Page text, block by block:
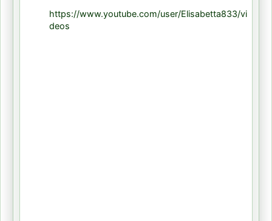
https://www.youtube.com/user/Elisabetta833/vi
deos